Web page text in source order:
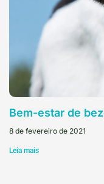
Bem-estar de
8 de fevereiro de 2021
Leia mais